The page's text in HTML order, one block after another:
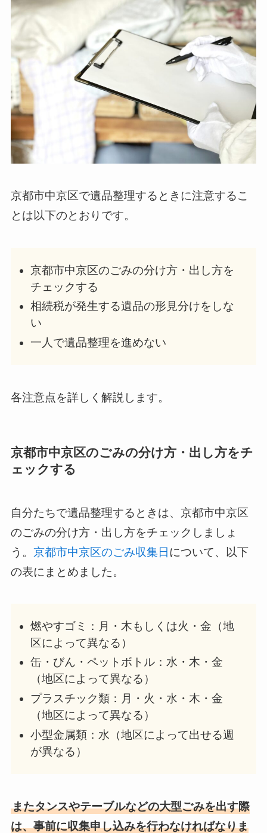
京都市中京区で遺品整理するときに注意するこ
とは以下のとおりです。
京都市中京区のごみの分け方・出し方を
チェックする
相続税が発生する遺品の形見分けをしな
い
一人で遺品整理を進めない
各注意点を詳しく解説します。
京都市中京区のごみの分け方・出し方をチ
ェックする
自分たちで遺品整理するときは、京都市中京区
のごみの分け方・出し方をチェックしましょ
う。 京都市中京区のごみ収集日について、以下
の表にまとめました。
燃やすゴミ：月・木もしくは火・金（地
区によって異なる）
缶・びん・ペットボトル：水・木・金
（地区によって異なる）
プラスチック類：月・火・水・木・金
（地区によって異なる）
小型金属類：水（地区によって出せる週
が異なる）
またタンスやテーブルなどの大型ごみを出す際
は、事前に収集申し込みを行わなければなりま